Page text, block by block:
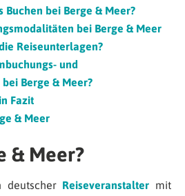
bei Berge & Meer?
bei Berge & Meer
Reiseunterlagen?
und
Berge & Meer?
Fazit
& Meer
& Meer?
deutscher Reiseveranstalter mit